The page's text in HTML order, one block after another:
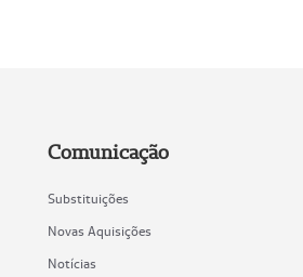
Comunicação
Substituições
Novas Aquisições
Notícias